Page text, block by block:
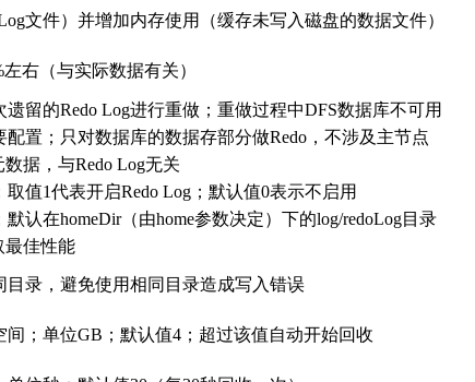
文件）并增加内存使用（缓存未写入磁盘的数据文件）
右（与实际数据有关）
留的Redo Log进行重做；重做过程中DFS数据库不可用
配置；只对数据库的数据存部分做Redo，不涉及主节点
据，与Redo Log无关
值1代表开启Redo Log；默认值0表示不启用
认在homeDir（由home参数决定）下的log/redoLog目录
最佳性能
录，避免使用相同目录造成写入错误
间；单位GB；默认值4；超过该值自动开始回收